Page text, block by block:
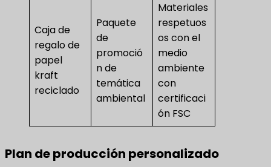
Caja de
regalo de
papel
kraft
reciclado
Paquete
de
promoció
n de
temática
ambiental
Materiales
respetuos
os con el
medio
ambiente
con
certificaci
ón FSC
Plan de producción personalizado